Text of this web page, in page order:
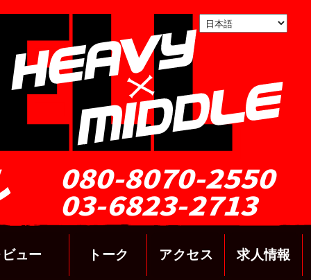
080-8070-2550
03-6823-2713
ビュー トーク アクセス 求人情報